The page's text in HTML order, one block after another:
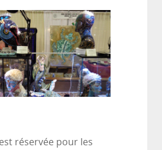
réservée pour les